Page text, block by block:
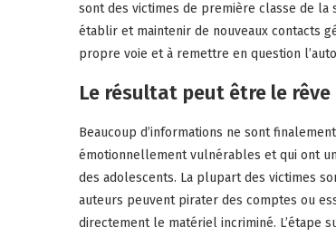
sont des victimes de première classe de la
établir et maintenir de nouveaux contacts
propre voie et à remettre en question
Le résultat peut être le rêve
Beaucoup d’informations ne sont
émotionnellement vulnérables et qui ont
des adolescents. La plupart des victimes
auteurs peuvent pirater des comptes ou
directement le matériel incriminé. L’étape